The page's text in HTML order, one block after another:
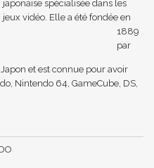
japonaise spécialisée dans les
jeux vidéo. Elle a été fondée en
1889
par
et est connue pour avoir
Nintendo 64, GameCube, DS,